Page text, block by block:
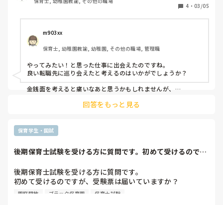
転職先
子育て支援センターなのでほぼ残業なし、持ち帰りもおそら
くなし、担任業務なし、人間関係は入らないとわからない、
転職直後は年収306万
どちらも基本給とボーナスの額は変わりません。
ただ、ついてくる手当が子育て支援センターのが少なく前職
よりも月給が3.9万ダウン。一人暮らしも必須の地域なの
仕事量的には恐らく減ると思いますが悩みますね。
ますが県内でのお仕事ですし、事業所内異動で手当がついて
くる保育園に移ることも将来的に可能です。なので、挑戦し
ありなのかなとも思います。難しい。
4 ・ 03/05
m903xx
保育士, 幼稚園教諭, 幼稚園, その他の職場, 管理職
やってみたい！と思った仕事に出会えたのですね。
良い転職先に巡り会えたと考えるのはいかがでしょうか？
金銭面を考えると痛いなあと思うかもしれませんが、
心の余裕と時間は、今以上に増えるのではないでしょうか？🩷
回答をもっと見る
保育学生・国試
後期保育士試験を受ける方に質問です。初めて受けるのです
後期保育士試験を受ける方に質問です。
初めて受けるのですが、受験票は届いていますか？
園庭開放 ブラック保育園 保育士試験